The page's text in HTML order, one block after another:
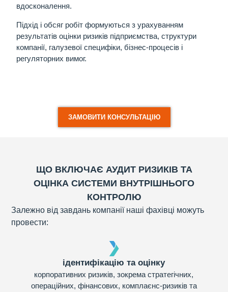
вдосконалення.
Підхід і обсяг робіт формуються з урахуванням
результатів оцінки ризиків підприємства, структури
компанії, галузевої специфіки, бізнес-процесів і
регуляторних вимог.
ЗАМОВИТИ КОНСУЛЬТАЦІЮ
ЩО ВКЛЮЧАЄ АУДИТ РИЗИКІВ ТА
ОЦІНКА СИСТЕМИ ВНУТРІШНЬОГО
КОНТРОЛЮ
Залежно від завдань компанії наші фахівці можуть
провести:
ідентифікацію та оцінку
корпоративних ризиків, зокрема стратегічних,
операційних, фінансових, комплаєнс-ризиків та